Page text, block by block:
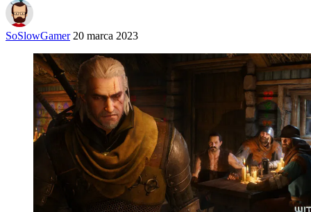
SoSlowGamer 20 marca 2023